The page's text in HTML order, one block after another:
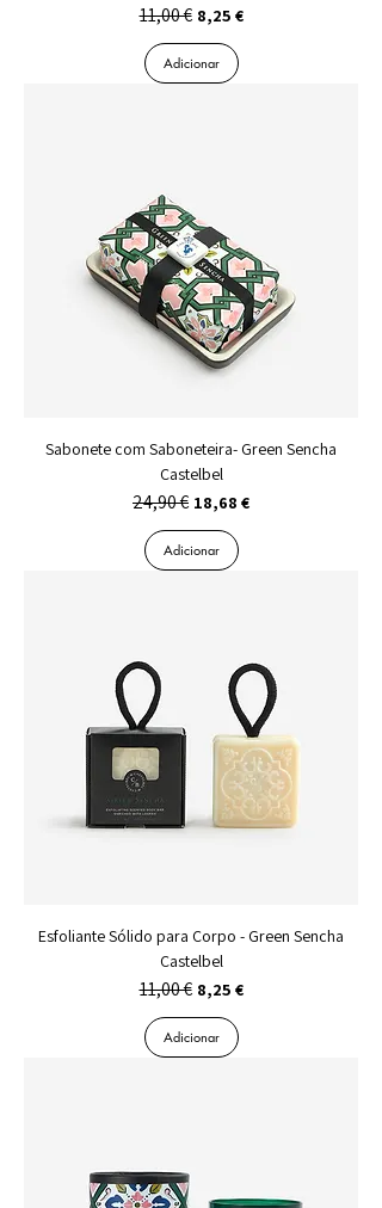
Preço normal
11,00 € Preço promocional
8,25 €
Adicionar
Sabonete com Saboneteira- Green Sencha
Castelbel
Preço normal
24,90 € Preço promocional
18,68 €
Adicionar
Esfoliante Sólido para Corpo - Green Sencha
Castelbel
Preço normal
11,00 € Preço promocional
8,25 €
Adicionar